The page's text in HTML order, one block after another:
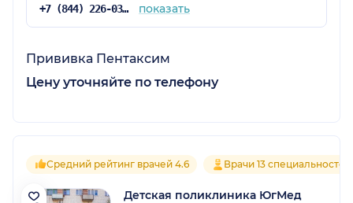
+7 (844) 226-03-60 показать
Прививка Пентаксим
Цену уточняйте по телефону
Средний рейтинг врачей 4.6 Врачи 13 специальностей
Детская поликлиника ЮгМед